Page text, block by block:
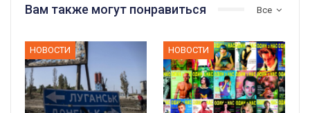
Все
Вам также могут понравиться
НОВОСТИ НОВОСТИ